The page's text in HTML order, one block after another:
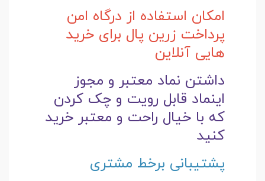
امکان استفاده از درگاه امن
پرداخت زرین پال برای خرید
هایی آنلاین
داشتن نماد معتبر و مجوز
اینماد قابل رویت و چک کردن
که با خیال راحت و معتبر خرید
کنید
پشتیبانی برخط مشتری